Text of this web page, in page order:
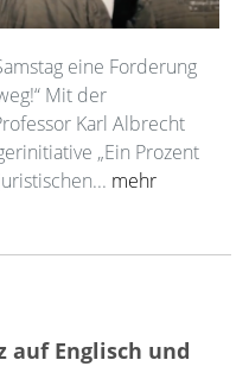
eine Forderung
Mit der
Karl Albrecht
„Ein Prozent
mehr
auf Englisch und